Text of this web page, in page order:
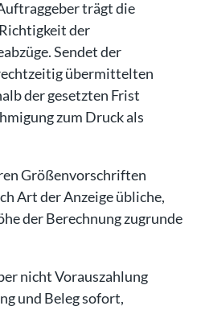
trägt die
der
Sendet der
übermittelten
der gesetzten Frist
zum Druck als
Größenvorschriften
Art der Anzeige übliche,
der Berechnung zugrunde
nicht Vorauszahlung
und Beleg sofort,